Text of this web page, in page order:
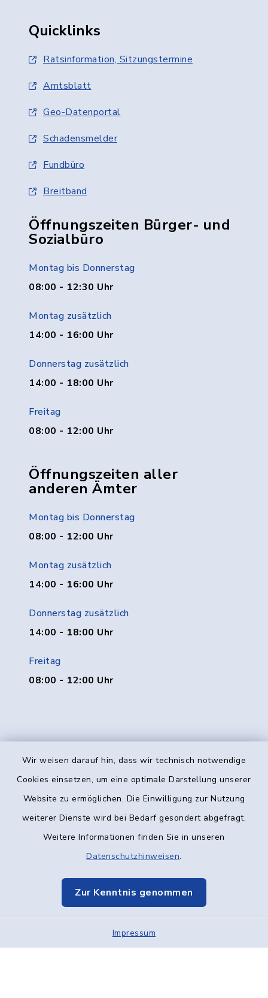
Wir weisen darauf hin, dass wir technisch notwendige
Cookies einsetzen, um eine optimale Darstellung unserer
Website zu ermöglichen. Die Einwilligung zur Nutzung
weiterer Dienste wird bei Bedarf gesondert abgefragt.
Weitere Informationen finden Sie in unseren
Datenschutzhinweisen.
Zur Kenntnis genommen
Impressum
Quicklinks
Ratsinformation, Sitzungstermine
Amtsblatt
Geo-Datenportal
Schadensmelder
Fundbüro
Breitband
Öffnungszeiten Bürger- und
Sozialbüro
Montag bis Donnerstag
08:00 - 12:30 Uhr
Montag zusätzlich
14:00 - 16:00 Uhr
Donnerstag zusätzlich
14:00 - 18:00 Uhr
Freitag
08:00 - 12:00 Uhr
Öffnungszeiten aller
anderen Ämter
Montag bis Donnerstag
08:00 - 12:00 Uhr
Montag zusätzlich
14:00 - 16:00 Uhr
Donnerstag zusätzlich
14:00 - 18:00 Uhr
Freitag
08:00 - 12:00 Uhr
Kontakt
Datenschutz
Elektronische Kommunikation
Sitemap